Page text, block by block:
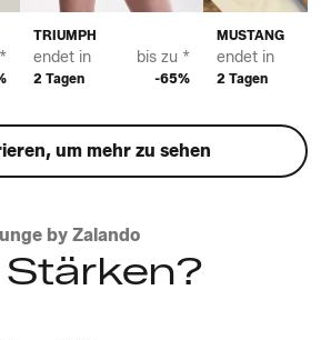
TRIUMPH
endet in
2 Tagen
bis zu *
-65%
MUSTANG
endet in
2 Tagen
um mehr zu sehen
by Zalando